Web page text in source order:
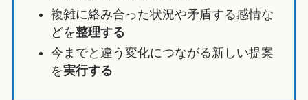
複雑に絡み合った状況や矛盾する感情な
どを整理する
今までと違う変化につながる新しい提案
を実行する